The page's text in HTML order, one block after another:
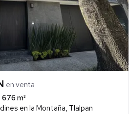
en venta
676 m²
en la Montaña, Tlalpan